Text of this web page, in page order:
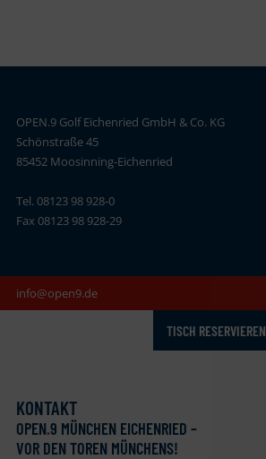
OPEN.9 Golf Eichenried GmbH & Co. KG
Schönstraße 45
85452 Moosinning-Eichenried
Tel. 08123 98 928-0
Fax 08123 98 928-29
info@open9.de
TISCH RESERVIEREN
KONTAKT
OPEN.9 MÜNCHEN EICHENRIED –
VOR DEN TOREN MÜNCHENS!